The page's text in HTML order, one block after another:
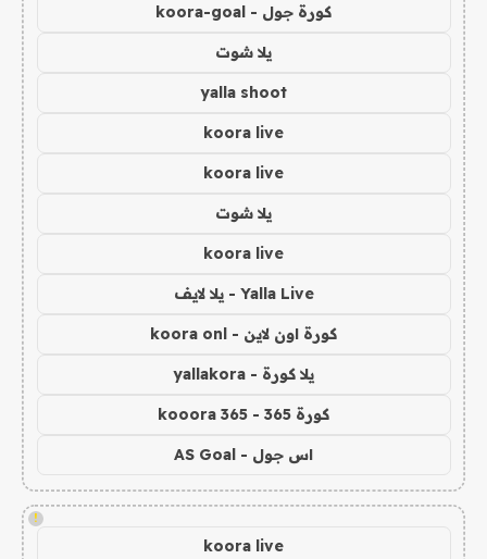
كورة جول - koora-goal
يلا شوت
yalla shoot
koora live
koora live
يلا شوت
koora live
Yalla Live - يلا لايف
كورة اون لاين - koora onl
يلا كورة - yallakora
كورة 365 - kooora 365
اس جول - AS Goal
!
koora live